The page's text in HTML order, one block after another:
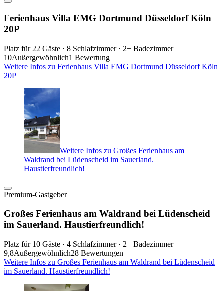
Ferienhaus Villa EMG Dortmund Düsseldorf Köln
20P
Platz für 22 Gäste · 8 Schlafzimmer · 2+ Badezimmer
10Außergewöhnlich1 Bewertung
Weitere Infos zu Ferienhaus Villa EMG Dortmund Düsseldorf Köln
20P
Weitere Infos zu Großes Ferienhaus am
Waldrand bei Lüdenscheid im Sauerland.
Haustierfreundlich!
Premium-Gastgeber
Großes Ferienhaus am Waldrand bei Lüdenscheid
im Sauerland. Haustierfreundlich!
Platz für 10 Gäste · 4 Schlafzimmer · 2+ Badezimmer
9,8Außergewöhnlich28 Bewertungen
Weitere Infos zu Großes Ferienhaus am Waldrand bei Lüdenscheid
im Sauerland. Haustierfreundlich!